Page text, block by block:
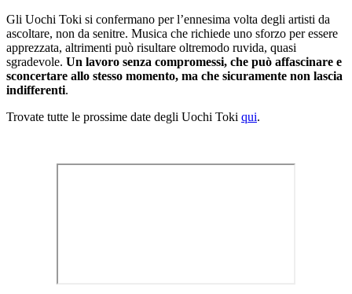
Gli Uochi Toki si confermano per l’ennesima volta degli artisti da
ascoltare, non da senitre. Musica che richiede uno sforzo per essere
apprezzata, altrimenti può risultare oltremodo ruvida, quasi
sgradevole. Un lavoro senza compromessi, che può affascinare e
sconcertare allo stesso momento, ma che sicuramente non lascia
indifferenti.
Trovate tutte le prossime date degli Uochi Toki qui.